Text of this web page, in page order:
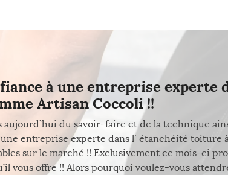
à une entreprise experte
Artisan Coccoli !!
aujourd`hui du savoir-faire et de la technique
entreprise experte dans l` étanchéité toiture à
sur le marché !! Exclusivement ce mois-ci
vous offre !! Alors pourquoi voulez-vous